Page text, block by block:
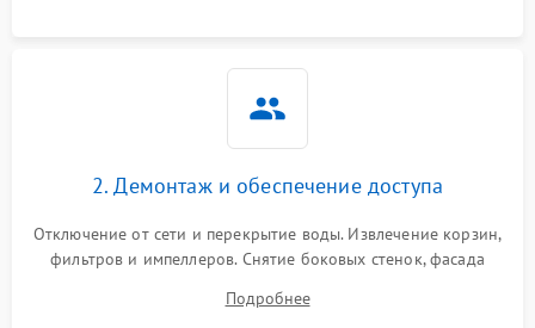
2. Демонтаж и обеспечение доступа
Отключение от сети и перекрытие воды. Извлечение корзин,
фильтров и импеллеров. Снятие боковых стенок, фасада
циркуляционному насосу, ТЭНу и сливной помпе.
Подробнее